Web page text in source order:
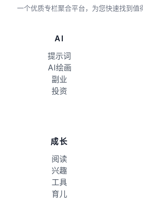
一个优质专栏聚合平台，为您快速找到值
AI
提示词
AI绘画
副业
投资
成长
阅读
兴趣
工具
育儿